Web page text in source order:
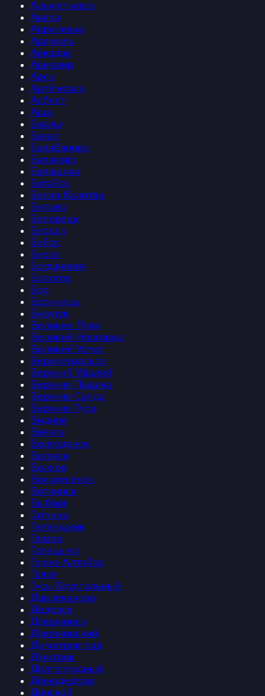
Альметьевск
Анапа
Апрелевка
Арамиль
Аркадак
Армавир
Арск
Артёмовск
Асбест
Аша
Бавлы
Бакал
Балабаново
Балаково
Балашиха
Батайск
Белая Калитва
Белово
Белорецк
Бердск
Бийск
Бирск
Богданович
Бологое
Бор
Бронницы
Бузулук
Великие Луки
Великий Новгород
Великий Устюг
Верхнеуральск
Верхний Уфалей
Верхняя Пышма
Верхняя Салда
Верхняя Тура
Видное
Вичуга
Волгодонск
Волжск
Волхов
Воскресенск
Воткинск
Выборг
Гатчина
Геленджик
Глазов
Голицыно
Горно-Алтайск
Грязи
Гусь-Хрустальный
Давлеканово
Дедовск
Дзержинск
Дзержинский
Димитровград
Дмитров
Долгопрудный
Домодедово
Донской